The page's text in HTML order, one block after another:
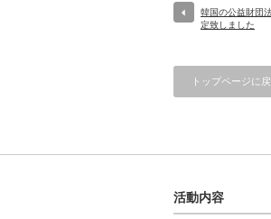
韓国の公益財団
定致しました
トップページに
活動内容